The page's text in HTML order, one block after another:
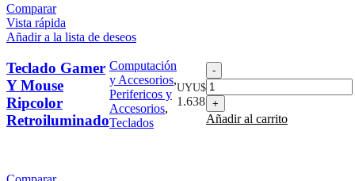
Comparar
Vista rápida
Añadir a la lista de deseos
Teclado Gamer
Y Mouse
Ripcolor
Retroiluminado
Computación
y Accesorios,
Perifericos y
Accesorios,
Teclados
UYU$
1.638
Teclado
Gamer
Y
Mouse
Ripcolor
Añadir al carrito